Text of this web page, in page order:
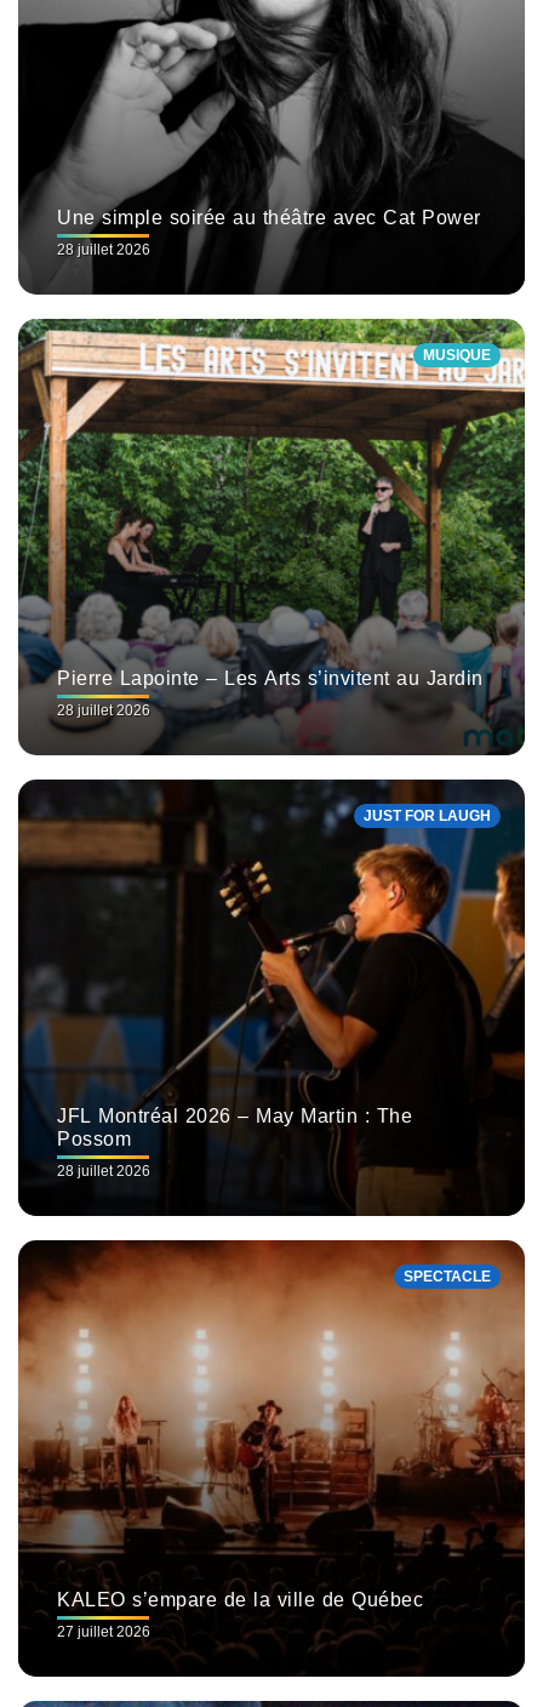
Une simple soirée au théâtre avec Cat Power
28 juillet 2026
MUSIQUE
Pierre Lapointe – Les Arts s’invitent au Jardin
28 juillet 2026
JUST FOR LAUGH
JFL Montréal 2026 – May Martin : The
Possom
28 juillet 2026
SPECTACLE
KALEO s’empare de la ville de Québec
27 juillet 2026